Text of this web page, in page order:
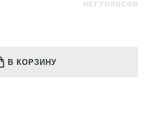
НЕТ ГОЛОСОВ
В КОРЗИНУ